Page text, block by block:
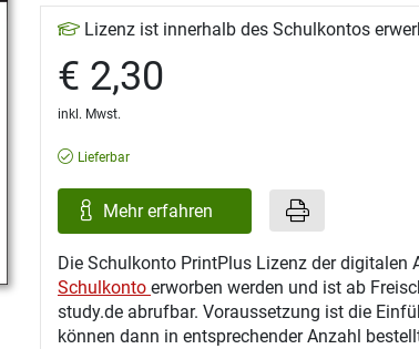
Lizenz ist innerhalb des Schulkontos
€ 2,30
inkl. Mwst.
Lieferbar
Mehr erfahren
Die Schulkonto PrintPlus Lizenz der
Schulkonto erworben werden und ist ab
study.de abrufbar. Voraussetzung ist die
können dann in entsprechender Anzahl